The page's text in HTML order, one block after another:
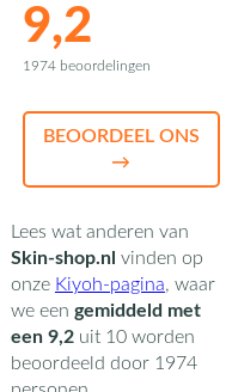
9,2
1974 beoordelingen
BEOORDEEL ONS
→
Lees wat anderen van
Skin-shop.nl vinden op
onze Kiyoh-pagina, waar
we een gemiddeld met
een 9,2uit 10worden
beoordeeld door 1974